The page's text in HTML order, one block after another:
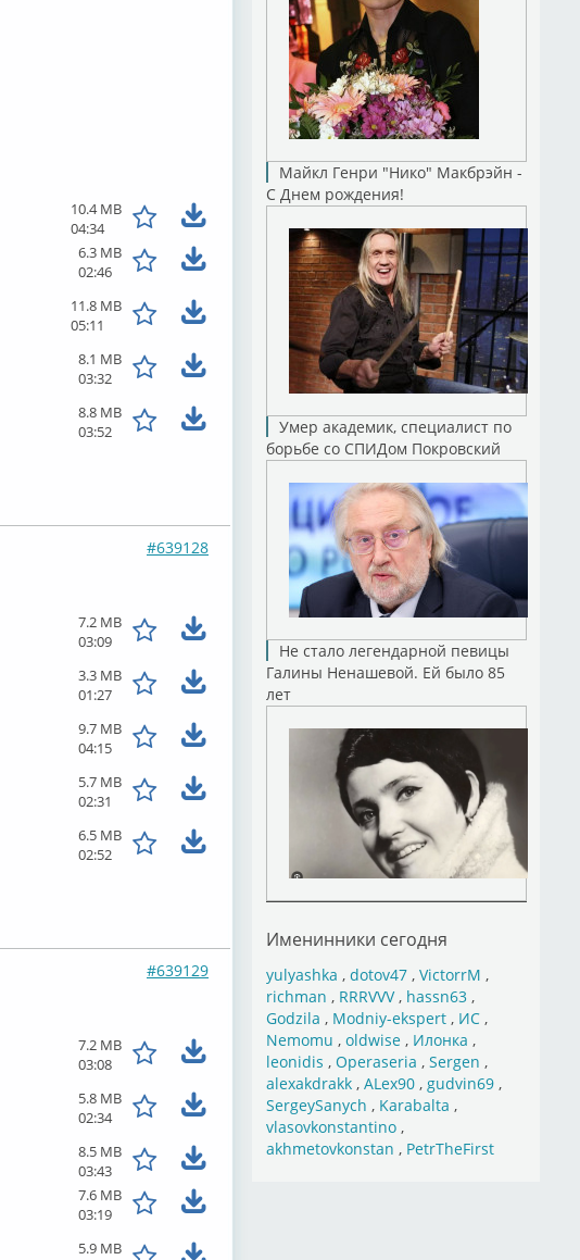
10.4 MB
04:34
6.3 MB
02:46
11.8 MB
05:11
8.1 MB
03:32
8.8 MB
03:52
#639128
7.2 MB
03:09
3.3 MB
01:27
9.7 MB
04:15
5.7 MB
02:31
6.5 MB
02:52
#639129
7.2 MB
03:08
5.8 MB
02:34
8.5 MB
03:43
7.6 MB
03:19
5.9 MB
Майкл Генри "Нико" Макбрэйн -
С Днем рождения!
Умер академик, специалист по
борьбе со СПИДом Покровский
Не стало легендарной певицы
Галины Ненашевой. Ей было 85
лет
Именинники сегодня
yulyashka , dotov47, VictorrM ,
richman , RRRVVV, hassn63,
Godzila , Modniy-ekspert, ИС,
Nemomu , oldwise, Илонка ,
leonidis , Operaseria , Sergen ,
alexakdrakk, ALex90, gudvin69,
SergeySanych , Karabalta ,
vlasovkonstantino,
akhmetovkonstan , PetrTheFirst